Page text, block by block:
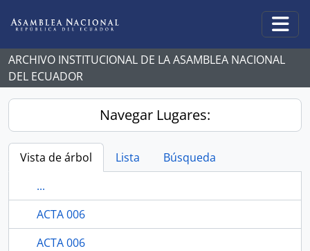
ARCHIVO INSTITUCIONAL DE LA ASAMBLEA NACIONAL
DEL ECUADOR
Navegar Lugares:
Vista de árbol Lista
Búsqueda
...
ACTA 006
ACTA 006